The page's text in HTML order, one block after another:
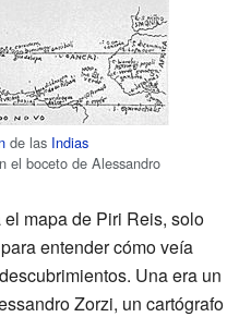
de las Indias
el boceto de Alessandro
mapa de Piri Reis, solo
entender cómo veía
Una era un
Zorzi, un cartógrafo